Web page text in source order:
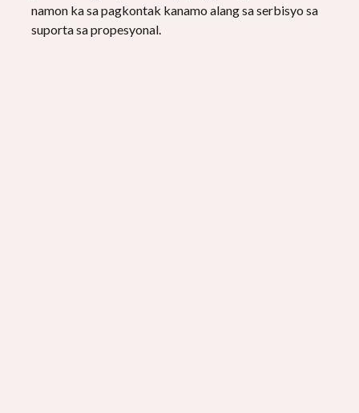
namon ka sa pagkontak kanamo alang sa serbisyo sa
suporta sa propesyonal.